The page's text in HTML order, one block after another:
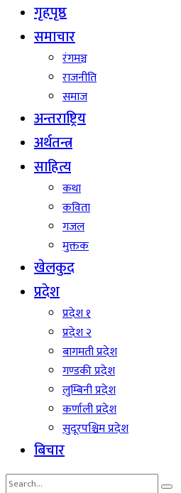
गृहपृष्ठ
समाचार
रंगमञ्च
राजनीति
समाज
अन्तराष्ट्रिय
अर्थतन्त्र
साहित्य
कथा
कविता
गजल
मुक्तक
खेलकुद
प्रदेश
प्रदेश १
प्रदेश २
बागमती प्रदेश
गण्डकी प्रदेश
लुम्बिनी प्रदेश
कर्णाली प्रदेश
सुदूरपश्चिम प्रदेश
बिचार